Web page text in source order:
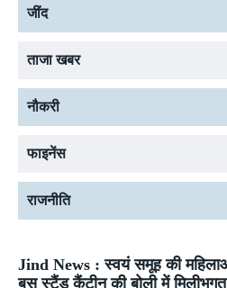
जींद
ताजा खबर
नौकरी
फाइनेंस
राजनीति
Jind News : स्वयं समूह की
बस स्टैंड कैंटीन की बोली में